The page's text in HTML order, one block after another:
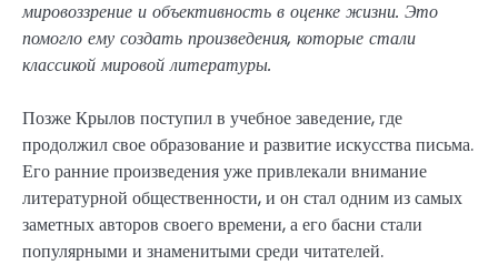
мировоззрение и объективность в оценке жизни. Это
помогло ему создать произведения, которые стали
классикой мировой литературы.
Позже Крылов поступил в учебное заведение, где
продолжил свое образование и развитие искусства письма.
Его ранние произведения уже привлекали внимание
литературной общественности, и он стал одним из самых
заметных авторов своего времени, а его басни стали
популярными и знаменитыми среди читателей.